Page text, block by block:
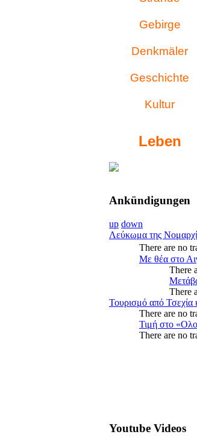
Gebirge
Denkmäler
Geschichte
Kultur
Leben
Ankündigungen
up down
Λεύκωμα της
There are
Με θέα στο
There
There
Τουρισμό από Τσεχία
There are
Τιμή στο
There are no
Youtube Videos